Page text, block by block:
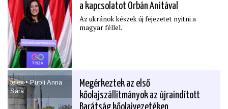
a kapcsolatot Orbán Anitával
Az ukránok készek új fejezetet nyitni a
magyar féllel.
telex • Pupli Anna
Sára
Megérkeztek az első
kőolajszállítmányok az újraindított
Barátság kőolajvezetéken